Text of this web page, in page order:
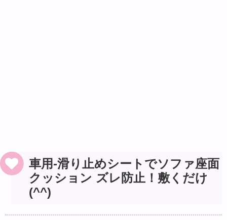
車用-滑り止めシートでソファ座面
クッション ズレ防止！敷くだけ
(^^)